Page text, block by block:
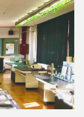
ラダイス
胞動物
北の大地の水族館
同定